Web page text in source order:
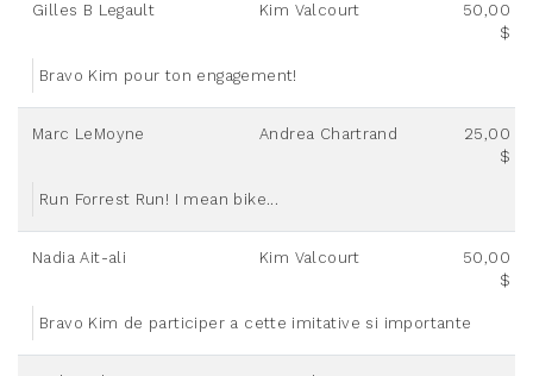
Gilles B Legault Kim Valcourt
50,00
$
Bravo Kim pour ton engagement!
Marc LeMoyne Andrea Chartrand
25,00
$
Run Forrest Run! I mean bike...
Nadia Ait-ali Kim Valcourt
50,00
$
Bravo Kim de participer a cette imitative si importante